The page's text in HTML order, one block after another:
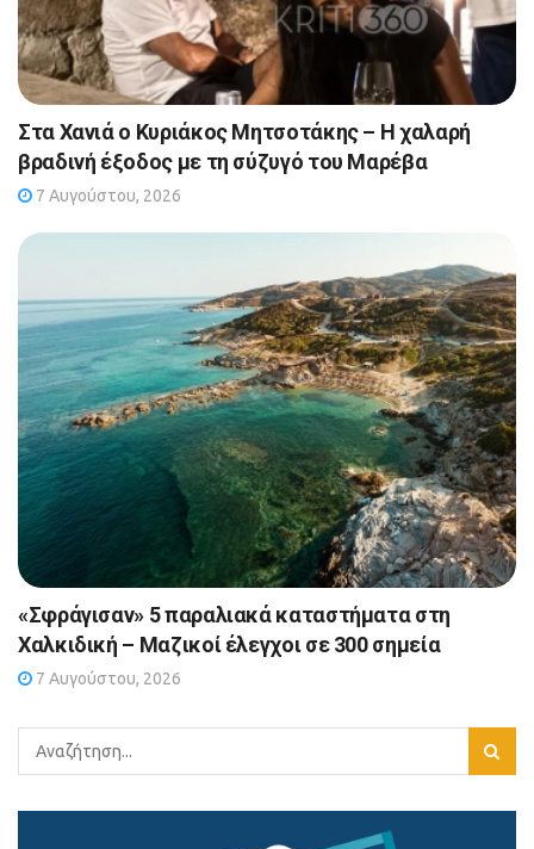
Στα Χανιά ο Κυριάκος Μητσοτάκης – Η χαλαρή
βραδινή έξοδος με τη σύζυγό του Μαρέβα
7 Αυγούστου, 2026
«Σφράγισαν» 5 παραλιακά καταστήματα στη
Χαλκιδική – Μαζικοί έλεγχοι σε 300 σημεία
7 Αυγούστου, 2026